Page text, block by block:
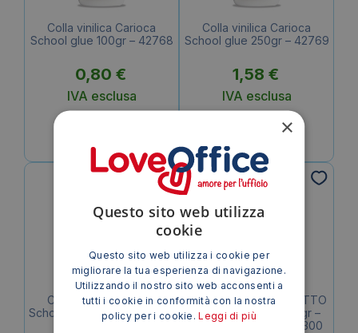
Colla vinilica Carioca
School glue 100gr – 42768
0,80 €
IVA esclusa
Colla vinilica Carioca
School glue 250gr – 42769
1,58 €
IVA esclusa
Colla vinilica Carioca
School glue 500gr – 42776
Colla vinilica forte GIOTTO
Vinilik in flacone 100gr –
colore Bianco – F543300
×
Questo sito web utilizza
cookie
Questo sito web utilizza i cookie per
migliorare la tua esperienza di navigazione.
Utilizzando il nostro sito web acconsenti a
tutti i cookie in conformità con la nostra
policy per i cookie.Leggi di più